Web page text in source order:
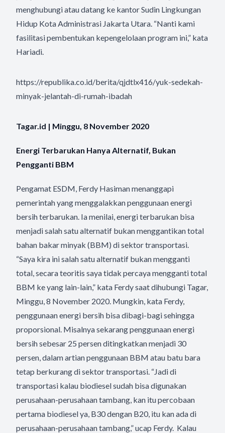
menghubungi atau datang ke kantor Sudin Lingkungan
Hidup Kota Administrasi Jakarta Utara. “Nanti kami
fasilitasi pembentukan kepengelolaan program ini,” kata
Hariadi.
https://republika.co.id/berita/qjdtlx416/yuk-sedekah-
minyak-jelantah-di-rumah-ibadah
Tagar.id | Minggu, 8 November 2020
Energi Terbarukan Hanya Alternatif, Bukan
Pengganti BBM
Pengamat ESDM, Ferdy Hasiman menanggapi
pemerintah yang menggalakkan penggunaan energi
bersih terbarukan. Ia menilai, energi terbarukan bisa
menjadi salah satu alternatif bukan menggantikan total
bahan bakar minyak (BBM) di sektor transportasi.
“Saya kira ini salah satu alternatif bukan mengganti
total, secara teoritis saya tidak percaya mengganti total
BBM ke yang lain-lain,” kata Ferdy saat dihubungi Tagar,
Minggu, 8 November 2020. Mungkin, kata Ferdy,
penggunaan energi bersih bisa dibagi-bagi sehingga
proporsional. Misalnya sekarang penggunaan energi
bersih sebesar 25 persen ditingkatkan menjadi 30
persen, dalam artian penggunaan BBM atau batu bara
tetap berkurang di sektor transportasi. “Jadi di
transportasi kalau biodiesel sudah bisa digunakan
perusahaan-perusahaan tambang, kan itu percobaan
pertama biodiesel ya, B30 dengan B20, itu kan ada di
perusahaan-perusahaan tambang,” ucap Ferdy. Kalau